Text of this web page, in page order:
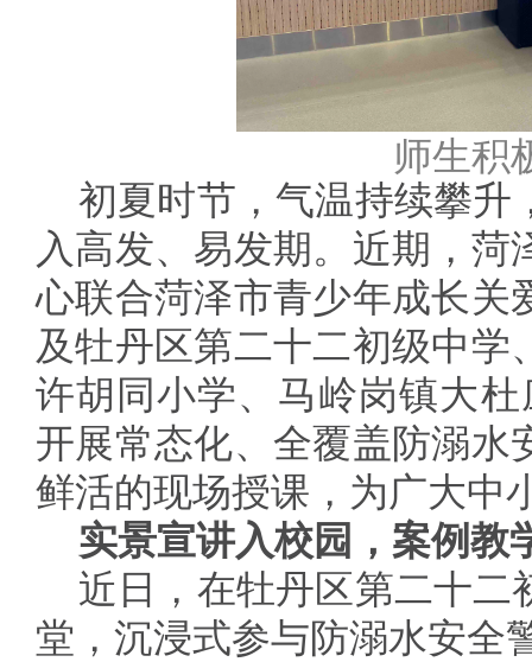
师生积
初夏时节，气温持续攀升
入高发、易发期。近期，
心联合菏泽市青少年成长关
及牡丹区第二十二初级中学
许胡同小学、马岭岗镇大
开展常态化、全覆盖防溺水
鲜活的现场授课，为广大中
实景宣讲入校园，案例教
近日，在牡丹区第二十二
堂，沉浸式参与防溺水安全